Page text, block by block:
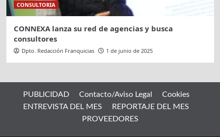
CONSULTORIA
CONNEXA lanza su red de agencias y busca
consultores
Dpto. Redacción Franquicias 1 de junio de 2025
PUBLICIDAD Contacto/Aviso Legal
Cookies
ENTREVISTA DEL MES
REPORTAJE DEL MES
PROVEEDORES